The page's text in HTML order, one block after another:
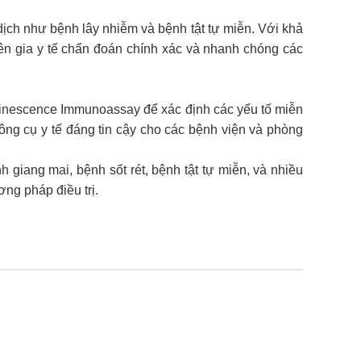
như bệnh lây nhiễm và bệnh tật tự miễn. Với khả
gia y tế chẩn đoán chính xác và nhanh chóng các
Immunoassay để xác định các yếu tố miễn
cụ y tế đáng tin cậy cho các bệnh viện và phòng
mai, bệnh sốt rét, bệnh tật tự miễn, và nhiều
pháp điều trị.